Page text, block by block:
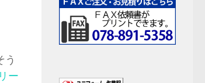
う
ー